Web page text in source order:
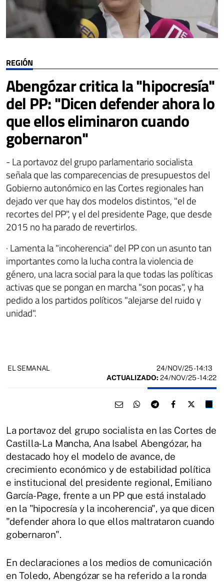
REGIÓN
Abengózar critica la "hipocresía"
del PP: "Dicen defender ahora lo
que ellos eliminaron cuando
gobernaron"
- La portavoz del grupo parlamentario socialista
señala que las comparecencias de presupuestos del
Gobierno autonómico en las Cortes regionales han
dejado ver que hay dos modelos distintos, "el de
recortes del PP", y el del presidente Page, que desde
2015 no ha parado de revertirlos.
· Lamenta la "incoherencia" del PP con un asunto tan
importantes como la lucha contra la violencia de
género, una lacra social para la que todas las políticas
activas que se pongan en marcha "son pocas", y ha
pedido a los partidos políticos "alejarse del ruido y
unidad".
EL SEMANAL 24/NOV/25- 14:13
ACTUALIZADO: 24/NOV/25 - 14:22
La portavoz del grupo socialista en las Cortes de
Castilla-La Mancha, Ana Isabel Abengózar, ha
destacado hoy el modelo de avance, de
crecimiento económico y de estabilidad política
e institucional del presidente regional, Emiliano
García-Page, frente a un PP que está instalado
en la "hipocresía y la incoherencia", ya que dicen
"defender ahora lo que ellos maltrataron cuando
gobernaron".
En declaraciones a los medios de comunicación
en Toledo, Abengózar se ha referido a la ronda